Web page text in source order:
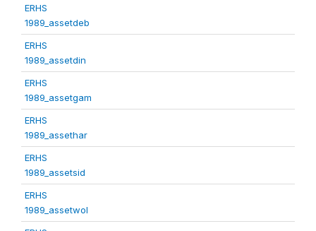
ERHS
1989_assetdeb
ERHS
1989_assetdin
ERHS
1989_assetgam
ERHS
1989_assethar
ERHS
1989_assetsid
ERHS
1989_assetwol